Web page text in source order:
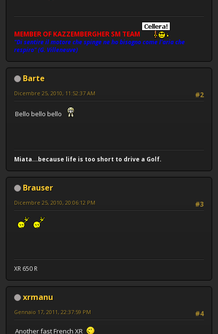
MEMBER OF KAZZEMBERGHER SM TEAM
"Di sentire il motore che spinge ne ho bisogno come l'aria che
respiro" (G. Villeneuve)
Barte
#2
Dicembre 25, 2010, 11:52:37 AM
Bello bello bello
Miata...because life is too short to drive a Golf.
Brauser
#3
Dicembre 25, 2010, 20:06:12 PM
XR 650 R
xrmanu
#4
Gennaio 17, 2011, 22:37:59 PM
Another fast French XR